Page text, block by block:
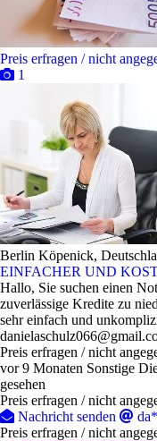
Preis erfragen / nicht
1
Berlin Köpenick,
EINFACHER UND
Hallo, Sie suchen einen
zuverlässige Kredite zu
sehr einfach und
Preis erfragen / nicht
vor 9 Monaten Sonstige
gesehen
Preis erfragen / nicht
Nachricht senden
Preis erfragen / nicht